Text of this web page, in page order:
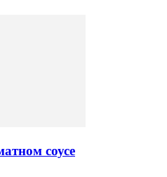
соусе